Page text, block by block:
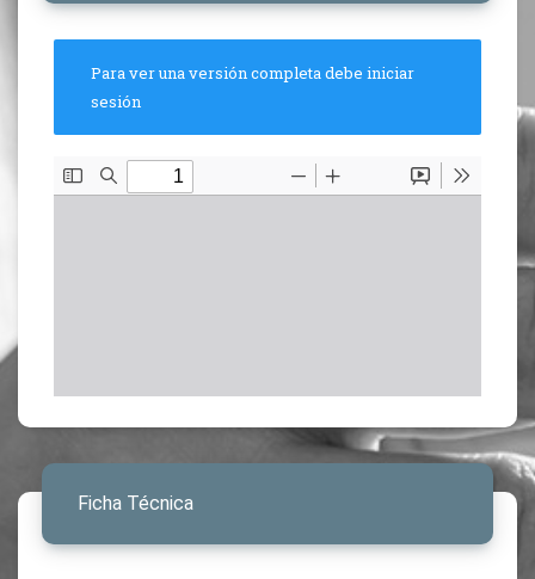
Para ver una versión completa debe iniciar
sesión
Ficha Técnica